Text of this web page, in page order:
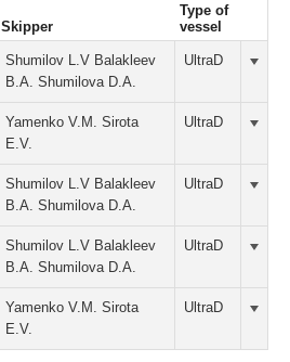
Skipper
Type of
vessel
Shumilov L.V Balakleev
B.A. Shumilova D.A.
UltraD
Yamenko V.M. Sirota
E.V.
UltraD
Shumilov L.V Balakleev
B.A. Shumilova D.A.
UltraD
Shumilov L.V Balakleev
B.A. Shumilova D.A.
UltraD
Yamenko V.M. Sirota
E.V.
UltraD